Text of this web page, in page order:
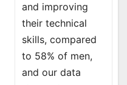
and improving
their technical
skills, compared
to 58% of men,
and our data